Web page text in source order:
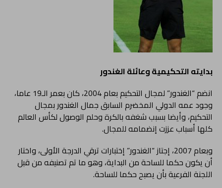
بدايته التحكيمية وعائلة الغندور
انضم “الغندور” لمجال التحكيم بعام 2004، كان بعمر الـ19 عاما،
وجود عمه الدولي المخضرم السابق جمال الغندور بمجال
التحكيم، وأيضا بسبب شغفه بالكرة وحلم الوصول لكأس العالم
كلها أسباب عززت إنضمامه للمجال.
وبعام 2007، إجتاز “الغندور” إختبارات ترقي الدرجة الأولى، واختار
أن يكون حكما للساحة من البداية، وهو ما تم تصنيفه من قبل
اللجنة الفرعية بأن يصبح حكما للساحة.